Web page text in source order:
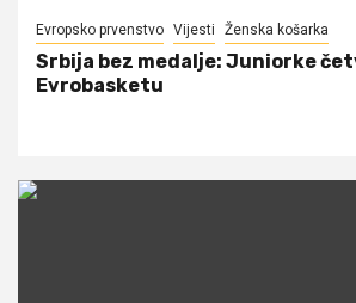
Evropsko prvenstvo Vijesti Ženska košarka
Srbija bez medalje: Juniorke
Evrobasketu